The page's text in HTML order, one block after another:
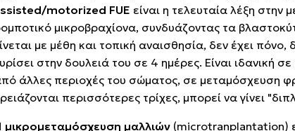
motorized FUE είναι η τελευταία λέξη στην
μικροβραχίονα, συνδυάζoντας τα
με μέθη και τοπική αναισθησία, δεν έχει
στην δουλειά του σε 4 ημέρες. Είναι ιδανική
άλλες περιοχές του σώματος, σε μεταμόσχευση
περισσότερες τρίχες, μπορεί να γίνει
μικρομεταμόσχευση μαλλιών (microtranplantation)